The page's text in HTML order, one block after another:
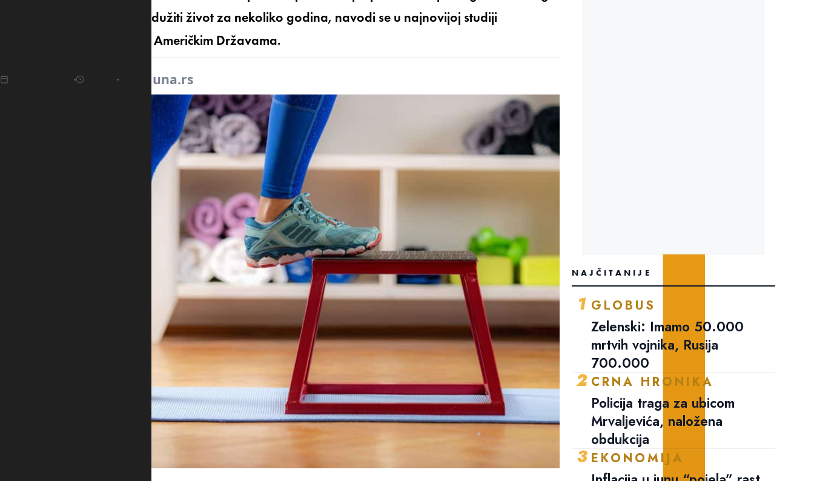
da očekuju da će im to produžiti život za nekoliko godina, navodi se u najnovijoj studiji
sprovedenoj u Sjedinjenim Američkim Državama.
una.rs
NAJČITANIJE
1 GLOBUS
Zelenski: Imamo 50.000
mrtvih vojnika, Rusija
700.000
2 CRNA HRONIKA
Policija traga za ubicom
Mrvaljevića, naložena
obdukcija
3 EKONOMIJA